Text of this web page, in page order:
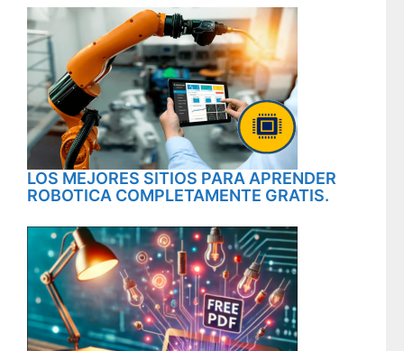
LOS MEJORES SITIOS PARA APRENDER
ROBOTICA COMPLETAMENTE GRATIS.